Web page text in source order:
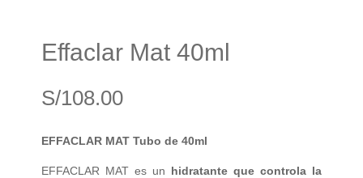
Effaclar Mat 40ml
S/108.00
EFFACLAR MAT Tubo de 40ml
EFFACLAR MAT es un hidratante que controla la